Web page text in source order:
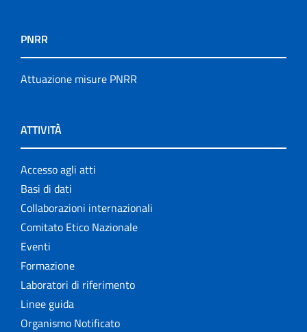
PNRR
Attuazione misure PNRR
ATTIVITÀ
Accesso agli atti
Basi di dati
Collaborazioni internazionali
Comitato Etico Nazionale
Eventi
Formazione
Laboratori di riferimento
Linee guida
Organismo Notificato